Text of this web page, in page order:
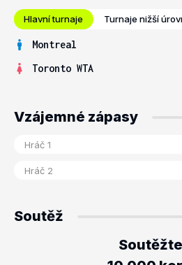
Hlavní turnaje Turnaje nižší
Montreal
Toronto WTA
Vzájemné zápasy
Soutěž